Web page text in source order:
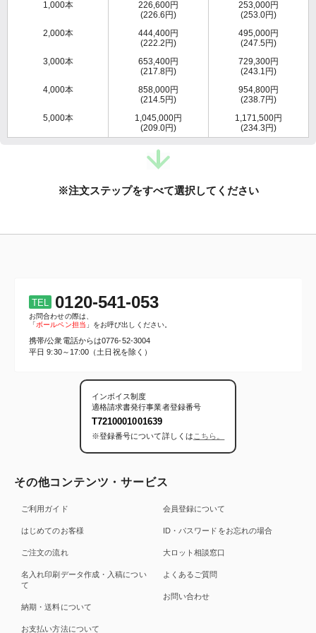
1,000本
226,600円
(226.6円)
253,000円
(253.0円)
2,000本
444,400円
(222.2円)
495,000円
(247.5円)
3,000本
653,400円
(217.8円)
729,300円
(243.1円)
4,000本
858,000円
(214.5円)
954,800円
(238.7円)
5,000本
1,045,000円
(209.0円)
1,171,500円
(234.3円)
※注文ステップをすべて選択してください
TEL 0120-541-053
お問合わせの際は、
「ボールペン担当 」をお呼び出しください。
携帯/公衆電話からは0776-52-3004
平日 9:30～17:00（土日祝を除く）
インボイス制度
適格請求書発行事業者登録番号
T7210001001639
※登録番号について詳しくはこちら。
その他コンテンツ・サービス
ご利用ガイド
はじめてのお客様
ご注文の流れ
名入れ印刷データ作成・入稿につい
て
納期・送料について
お支払い方法について
会員登録について
ID・パスワードをお忘れの場合
大ロット相談窓口
よくあるご質問
お問い合わせ